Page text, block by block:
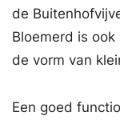
de
Bloemerd is
de vorm van
Een goed